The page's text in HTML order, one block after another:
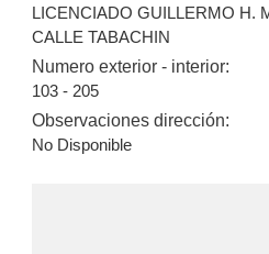
LICENCIADO GUILLERMO H.
CALLE TABACHIN
Numero exterior - interior:
103 - 205
Observaciones dirección:
No Disponible